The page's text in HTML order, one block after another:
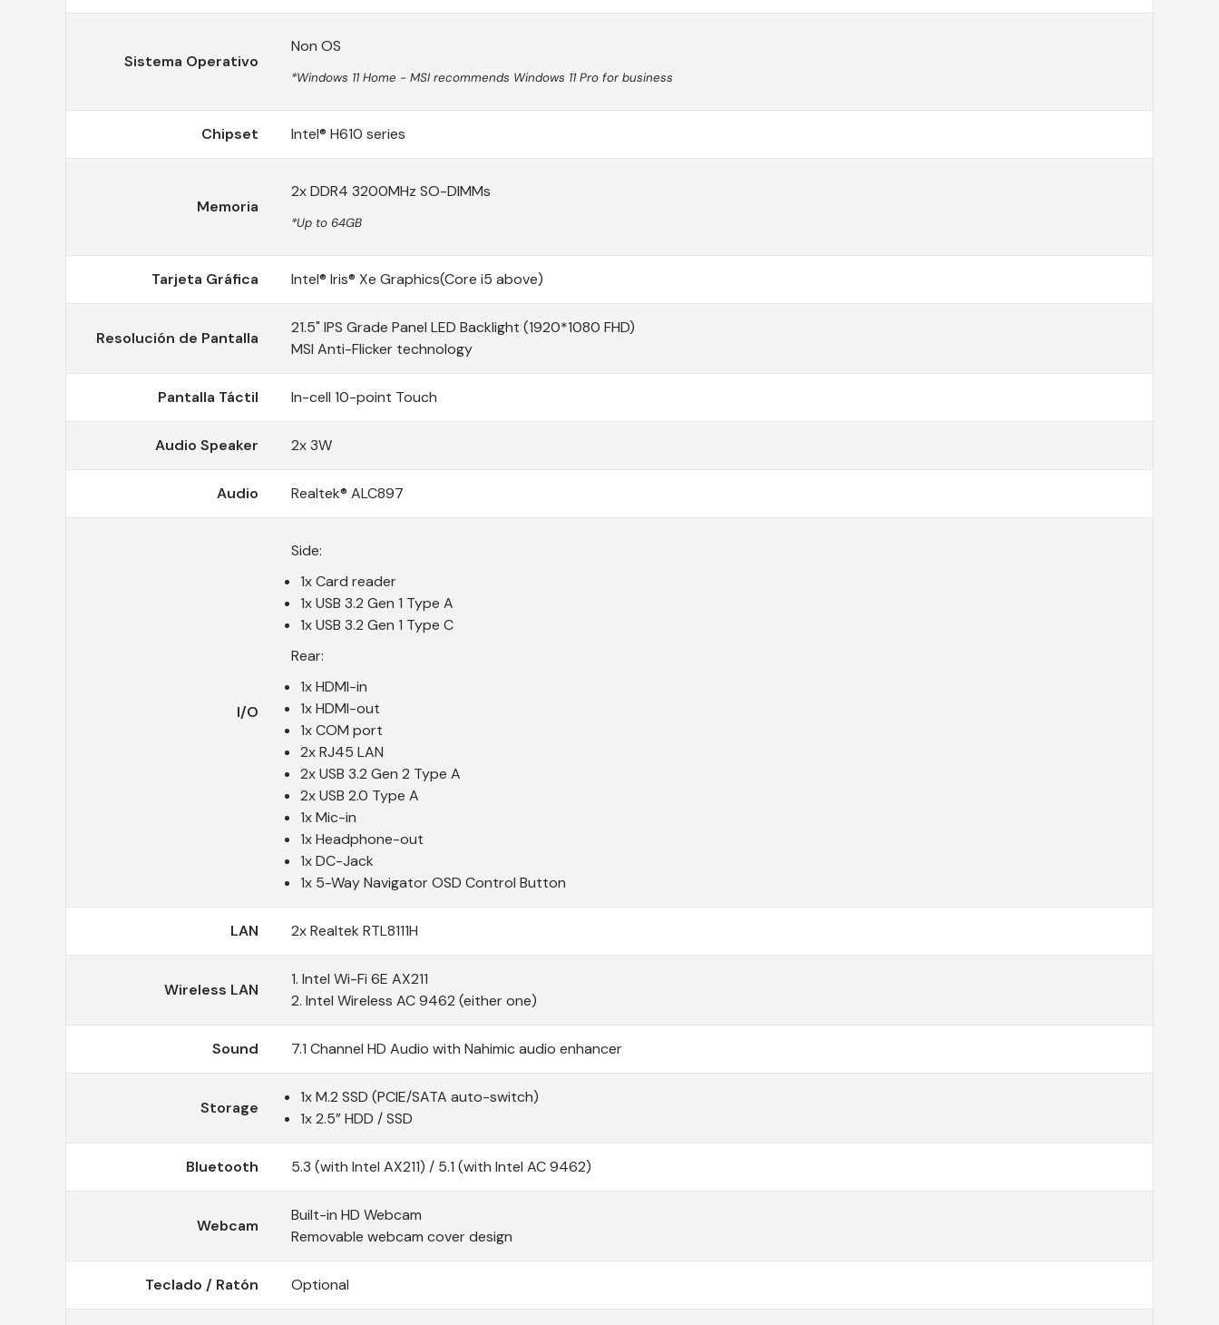
Sistema Operativo
Non OS
*Windows 11 Home - MSI recommends Windows 11 Pro for business
Chipset Intel® H610 series
Memoria
2x DDR4 3200MHz SO-DIMMs
*Up to 64GB
Tarjeta Gráfica Intel® Iris® Xe Graphics(Core i5 above)
Resolución de Pantalla
21.5" IPS Grade Panel LED Backlight (1920*1080 FHD)
MSI Anti-Flicker technology
Pantalla Táctil In-cell 10-point Touch
Audio Speaker 2x 3W
Audio Realtek® ALC897
I/O
Side:
1x Card reader
1x USB 3.2 Gen 1 Type A
1x USB 3.2 Gen 1 Type C
Rear:
1x HDMI-in
1x HDMI-out
1x COM port
2x RJ45 LAN
2x USB 3.2 Gen 2 Type A
2x USB 2.0 Type A
1x Mic-in
1x Headphone-out
1x DC-Jack
1x 5-Way Navigator OSD Control Button
LAN 2x Realtek RTL8111H
Wireless LAN
1. Intel Wi-Fi 6E AX211
2. Intel Wireless AC 9462 (either one)
Sound 7.1 Channel HD Audio with Nahimic audio enhancer
Storage
1x M.2 SSD (PCIE/SATA auto-switch)
1x 2.5” HDD / SSD
Bluetooth 5.3 (with Intel AX211) / 5.1 (with Intel AC 9462)
Webcam
Built-in HD Webcam
Removable webcam cover design
Teclado / Ratón Optional